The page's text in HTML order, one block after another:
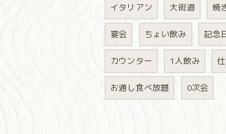
イタリアン 大街道 焼
宴会 ちょい飲み 記念
カウンター 1人飲み
お通し食べ放題 0次会